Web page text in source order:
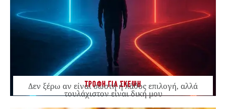
ΤΡΟΦΗ ΓΙΑ ΣΚΕΨΗ
Δεν ξέρω αν είναι σωστή ή λάθος επιλογή, αλλά
τουλάχιστον είναι δική μου